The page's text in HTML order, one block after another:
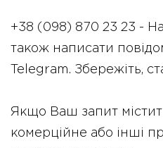
+38 (098) 870 23 23 -
також написати
Telegram. Збережіть,
Якщо Ваш запит
комерційне або інші